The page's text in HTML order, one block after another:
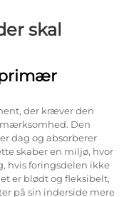
skal
der kræver den
Den
dag og absorberer
skaber en miljø, hvor
hvis foringsdelen ikke
er blødt og fleksibelt,
på sin inderside mere